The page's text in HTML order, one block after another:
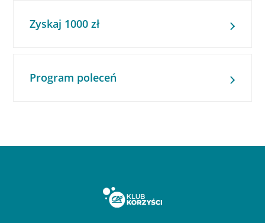
Zyskaj 1000 zł
Program poleceń